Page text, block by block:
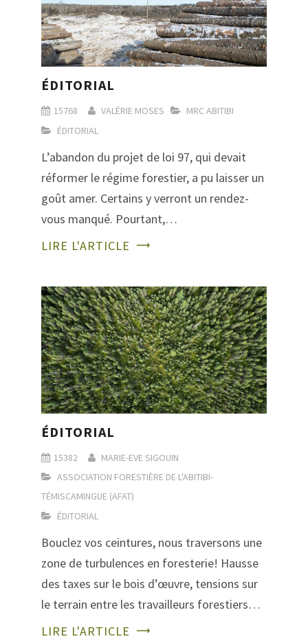
ÉDITORIAL
15768 VALÉRIE MOSES
MRC ABITIBI
ÉDITORIAL
L’abandon du projet de loi 97, qui devait
réformer le régime forestier, a pu laisser un
goût amer. Certains y verront un rendez-
vous manqué. Pourtant,…
LIRE L'ARTICLE
ÉDITORIAL
15382
MARIE-EVE SIGOUIN
ASSOCIATION FORESTIÈRE DE L'ABITIBI-
TÉMISCAMINGUE (AFAT)
ÉDITORIAL
Bouclez vos ceintures, nous traversons une
zone de turbulences en foresterie! Hausse
des taxes sur le bois d’œuvre, tensions sur
le terrain entre les travailleurs forestiers…
LIRE L'ARTICLE